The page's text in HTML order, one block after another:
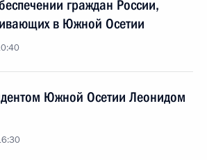
граждан России,
в Южной Осетии
Южной Осетии Леонидом